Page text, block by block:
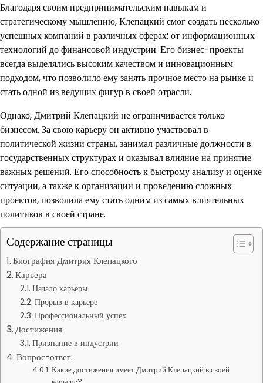
Благодаря своим предпринимательским навыкам и
стратегическому мышлению, Клепацкий смог создать несколько
успешных компаний в различных сферах: от информационных
технологий до финансовой индустрии. Его бизнес-проекты
всегда выделялись высоким качеством и инновационным
подходом, что позволило ему занять прочное место на рынке и
стать одной из ведущих фигур в своей отрасли.
Однако, Дмитрий Клепацкий не ограничивается только
бизнесом. За свою карьеру он активно участвовал в
политической жизни страны, занимал различные должности в
государственных структурах и оказывал влияние на принятие
важных решений. Его способность к быстрому анализу и оценке
ситуации, а также к организации и проведению сложных
проектов, позволила ему стать одним из самых влиятельных
политиков в своей стране.
Содержание страницы
Биография Дмитрия Клепацкого
Карьера
Начало карьеры
Прорыв в карьере
Профессиональный успех
Достижения
Признание в индустрии
Вопрос-ответ:
Какие достижения имеет Дмитрий Клепацкий в своей